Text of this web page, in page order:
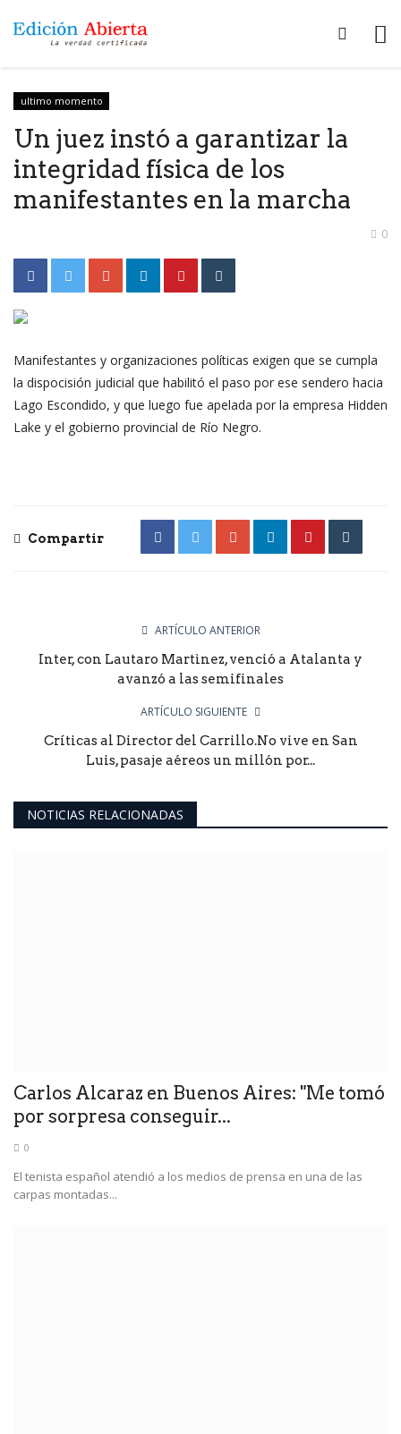
ultimo momento
Un juez instó a garantizar la
integridad física de los
manifestantes en la marcha
0
Manifestantes y organizaciones políticas exigen que se cumpla
la dispocisión judicial que habilitó el paso por ese sendero hacia
Lago Escondido, y que luego fue apelada por la empresa Hidden
Lake y el gobierno provincial de Río Negro.
Compartir
ARTÍCULO ANTERIOR
Inter, con Lautaro Martìnez, venció a Atalanta y
avanzó a las semifinales
ARTÍCULO SIGUIENTE
Críticas al Director del Carrillo.No vive en San
Luis, pasaje aéreos un millón por...
NOTICIAS RELACIONADAS
Carlos Alcaraz en Buenos Aires: "Me tomó
por sorpresa conseguir...
0
El tenista español atendió a los medios de prensa en una de las
carpas montadas...